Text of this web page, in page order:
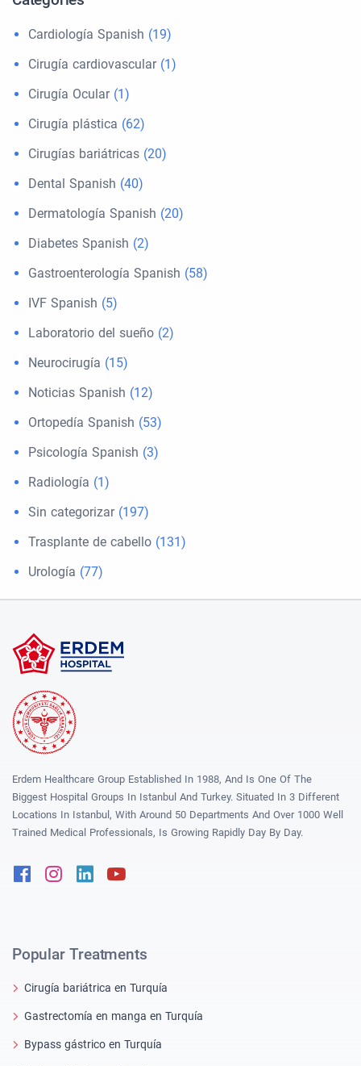
Cardiología Spanish (19)
Cirugía cardiovascular(1)
Cirugía Ocular(1)
Cirugía plástica (62)
Cirugías bariátricas (20)
Dental Spanish (40)
Dermatología Spanish (20)
Diabetes Spanish (2)
Gastroenterología Spanish (58)
IVF Spanish (5)
Laboratorio del sueño (2)
Neurocirugía (15)
Noticias Spanish (12)
Ortopedía Spanish (53)
Psicología Spanish (3)
Radiología (1)
Sin categorizar(197)
Trasplante de cabello (131)
Urología (77)
Erdem Healthcare Group Established In 1988, And Is One Of The
Biggest Hospital Groups In Istanbul And Turkey. Situated In 3 Different
Locations In Istanbul, With Around 50 Departments And Over 1000 Well
Trained Medical Professionals, Is Growing Rapidly Day By Day.
FacebookInstagram
Linkedin
Popular Treatments
Cirugía bariátrica en Turquía
Gastrectomía en manga en Turquía
Bypass gástrico en Turquía